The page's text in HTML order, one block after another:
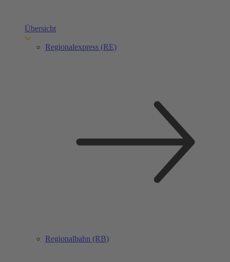
Übersicht
Regionalexpress (RE)
Regionalbahn (RB)